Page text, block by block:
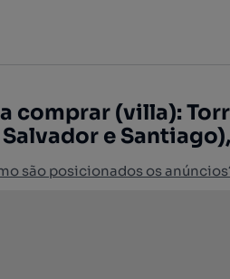
comprar (villa):
e
são posicionados os